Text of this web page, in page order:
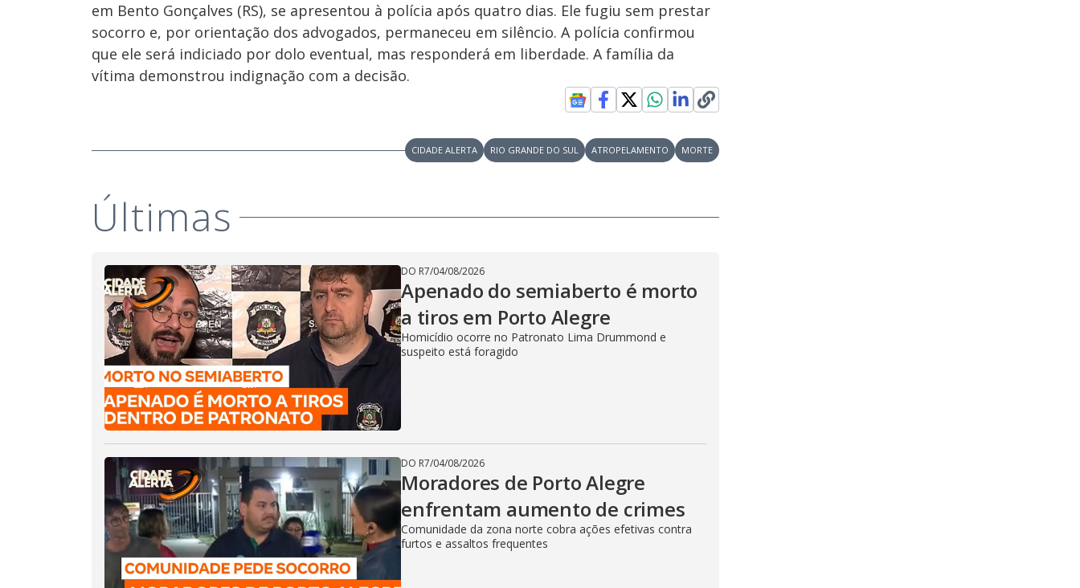
em Bento Gonçalves (RS), se apresentou à polícia após quatro dias. Ele fugiu sem prestar
socorro e, por orientação dos advogados, permaneceu em silêncio. A polícia confirmou
que ele será indiciado por dolo eventual, mas responderá em liberdade. A família da
vítima demonstrou indignação com a decisão.
CIDADE ALERTA RIO GRANDE DO SUL ATROPELAMENTO MORTE
Últimas
DO R7/04/08/2026
Apenado do semiaberto é morto
a tiros em Porto Alegre
Homicídio ocorre no Patronato Lima Drummond e
suspeito está foragido
DO R7/04/08/2026
Moradores de Porto Alegre
enfrentam aumento de crimes
Comunidade da zona norte cobra ações efetivas contra
furtos e assaltos frequentes